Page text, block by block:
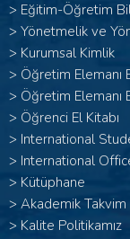
> Eğitim-Öğretim
> Yönetmelik ve
> Kurumsal Kimlik
> Öğretim Elemanı
> Öğretim Elemanı
> Öğrenci El Kitabı
> International
> International
> Kütüphane
> Akademik Takvim
> Kalite Politikamız